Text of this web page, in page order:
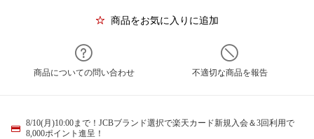
商品をお気に入りに追加
商品についての問い合わせ 不適切な商品を報告
8/10(月)10:00まで！JCBブランド選択で楽天カード新規入会＆3回利用で
8,000ポイント進呈！